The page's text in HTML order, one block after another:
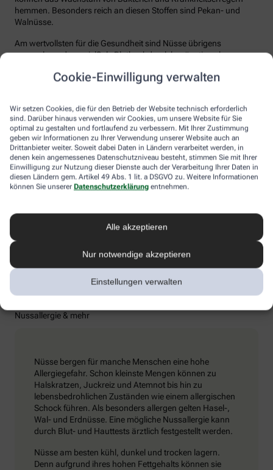
Cookie-Einwilligung verwalten
Wir setzen Cookies, die für den Betrieb der Website technisch erforderlich
sind. Darüber hinaus verwenden wir Cookies, um unsere Website für Sie
optimal zu gestalten und fortlaufend zu verbessern. Mit Ihrer Zustimmung
geben wir Informationen zu Ihrer Verwendung unserer Website auch an
Drittanbieter weiter. Soweit dabei Daten in Ländern verarbeitet werden, in
denen kein angemessenes Datenschutzniveau besteht, stimmen Sie mit Ihrer
Einwilligung zur Nutzung dieser Dienste auch der Verarbeitung Ihrer Daten in
diesen Ländern gem. Artikel 49 Abs. 1 lit. a DSGVO zu. Weitere Informationen
können Sie unserer Datenschutzerklärung entnehmen.
Alle akzeptieren
Nur notwendige akzeptieren
Einstellungen verwalten
hemmen. Besonders reich an diesen Stoffen sind Pekan- und
Walnüsse.
Am wertvollsten für die Gesundheit sind Nüsse übrigens
ungesalzen, da zu vielSalz Bluthochdruck begünstigen kann.
Auch wenn Hildegard von Bingen nicht viel von der Haselnuss
hielt, wird sie schon seit vielen Jahrhunderten in der Volksmedizin
als vielseitiges Heilmittel verwendet. Die Blütenkätzchen gelten als
schweißtreibendes und fiebersenkendes Erkältungsmittel. Die
Blätter nutzt man aufgrund ihrer Gerbstoffe zum Gurgeln bei
Entzündungen in Mund und Rachen. Früher wurden sie auch bei
zugeschrieben. Traditionell werden Walnussblätter äußerlich
auch bei leichten Hautentzündungen und bei übermäßigem
Schwitzen, vor allem an Händen und Füßen, empfohlen.
Gut zu wissen!
Nussallergie & mehr
Nüsse bergen für manche Menschen eine hohe
Allergiegefahr. Schon kleinste Mengen können zu
Halskratzen, Juckreiz und Atemnot bis hin zu
lebensbedrohlichen Zuständen wie einem allergischen
Schock führen. Als besonders allergen gelten Hasel-,
Wal- und Erdnüsse. Eine mögliche Nussallergie kann
durch Blut- und Hauttests ärztlich festgestellt werden.
Nüsse am besten kühl, dunkel und trocken lagern.
Denn aufgrund ihres hohen Fettgehalts können sie